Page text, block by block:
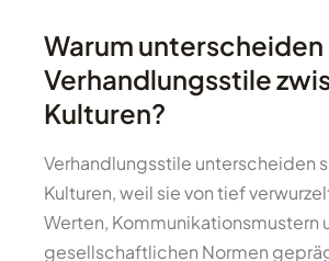
Warum unterscheiden
Verhandlungsstile
Kulturen?
Verhandlungsstile unterscheiden
Kulturen, weil sie von tief
Werten, Kommunikationsmustern
gesellschaftlichen Normen